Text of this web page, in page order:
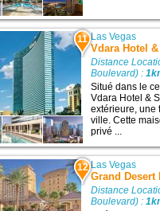
11 Las Vegas
Vdara Hotel
Distance
Boulevard) :
Situé dans le
Vdara Hotel &
extérieure, une
ville. Cette
privé ...
12 Las Vegas
Grand
Distance
Boulevard) :